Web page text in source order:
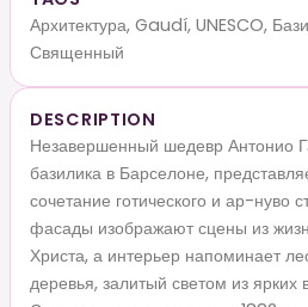
Архитектура, Gaudí, UNESCO,
Священный
DESCRIPTION
Незавершенный шедевр Антонио
базилика в Барселоне,
сочетание готического и ар-нуво
фасады изображают сцены из
Христа, а интерьер напоминает
деревья, залитый светом из ярких